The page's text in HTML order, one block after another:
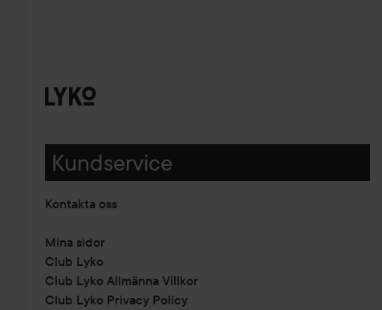
Kundservice
Kontakta oss
Mina sidor
Club Lyko
Club Lyko Allmänna Villkor
Club Lyko Privacy Policy